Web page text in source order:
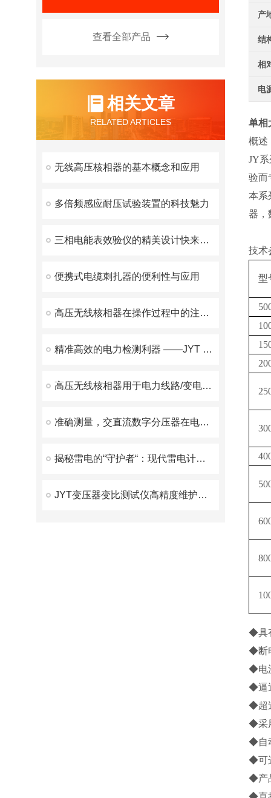
查看全部产品
相关文章
RELATED ARTICLES
无线高压核相器的基本概念和应用
多倍频感应耐压试验装置的科技魅力
三相电能表效验仪的精美设计快来看看
便携式电缆刺扎器的便利性与应用
高压无线核相器在操作过程中的注意事项
精准高效的电力检测利器 ——JYT 变压器变比测试仪优势解析
高压无线核相器用于电力线路/变电所的相位和相序校验
准确测量，交直流数字分压器在电力检测中的核心应用与性能优化
揭秘雷电的“守护者“：现代雷电计数器测试仪
JYT变压器变比测试仪高精度维护方案
产
结
相
电
单相
概述
JY
验而
本系
器，
技术
型
◆具
◆断
◆电
◆逼
◆超
◆采
◆自
◆可
◆产